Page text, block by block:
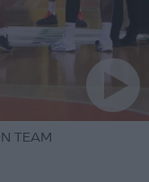
ΤΕΑΜ